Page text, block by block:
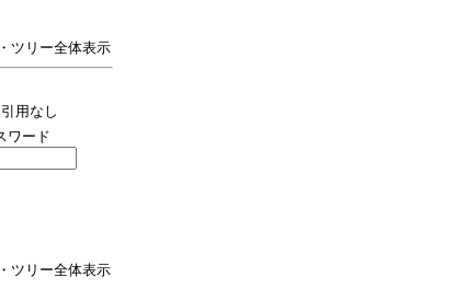
・ツリー全体表示
引用なし
ワード
・ツリー全体表示